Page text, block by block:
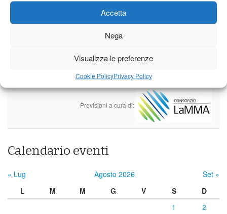
Accetta
Nega
Visualizza le preferenze
Cookie PolicyPrivacy Policy
25°C|33°C
Castelnuovo Garfagnana
25°C|33°C 21°C
Previsioni a cura di:
Calendario eventi
« Lug Agosto 2026
Set »
L
M M G V S
D
1
2